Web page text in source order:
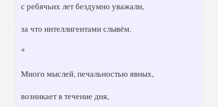
с ребячьих лет бездумно уважали,
за что интеллигентами слывём.
*
Много мыслей, печальностью явных,
возникает в течение дня,